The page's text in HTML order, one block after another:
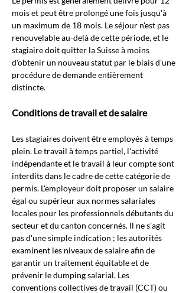
mois et peut être prolongé une fois jusqu'à
un maximum de 18 mois. Le séjour n'est pas
renouvelable au-delà de cette période, et le
stagiaire doit quitter la Suisse à moins
d'obtenir un nouveau statut par le biais d'une
procédure de demande entièrement
distincte.
Conditions de travail et de salaire
Les stagiaires doivent être employés à temps
plein. Le travail à temps partiel, l'activité
indépendante et le travail à leur compte sont
interdits dans le cadre de cette catégorie de
permis. L'employeur doit proposer un salaire
égal ou supérieur aux normes salariales
locales pour les professionnels débutants du
secteur et du canton concernés. Il ne s'agit
pas d'une simple indication ; les autorités
examinent les niveaux de salaire afin de
garantir un traitement équitable et de
prévenir le dumping salarial. Les
conventions collectives de travail (CCT) ou